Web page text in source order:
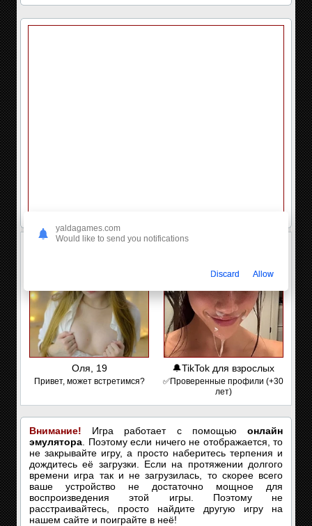
Оля, 19
Привет, может встретимся?
🔔TikTok для взрослых
✅Проверенные профили (+30
лет)
Внимание! Игра работает с помощью онлайн
эмулятора . Поэтому если ничего не отображается, то
не закрывайте игру, а просто наберитесь терпения и
дождитесь её загрузки. Если на протяжении долгого
времени игра так и не загрузилась, то скорее всего
ваше устройство не достаточно мощное для
воспроизведения этой игры. Поэтому не
расстраивайтесь, просто найдите другую игру на
нашем сайте и поиграйте в неё!
yaldagames.com
Would like to send you notifications
Discard Allow